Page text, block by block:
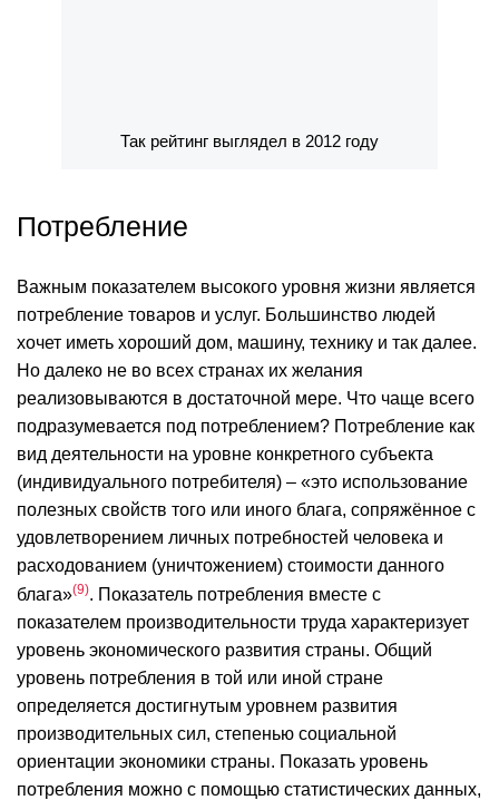
Так рейтинг выглядел в 2012 году
Потребление
Важным показателем высокого уровня жизни является
потребление товаров и услуг. Большинство людей
хочет иметь хороший дом, машину, технику и так далее.
Но далеко не во всех странах их желания
реализовываются в достаточной мере. Что чаще всего
подразумевается под потреблением? Потребление как
вид деятельности на уровне конкретного субъекта
(индивидуального потребителя) – «это использование
полезных свойств того или иного блага, сопряжённое с
удовлетворением личных потребностей человека и
расходованием (уничтожением) стоимости данного
блага» 9 . Показатель потребления вместе с
показателем производительности труда характеризует
уровень экономического развития страны. Общий
уровень потребления в той или иной стране
определяется достигнутым уровнем развития
производительных сил, степенью социальной
ориентации экономики страны. Показать уровень
потребления можно с помощью статистических данных,